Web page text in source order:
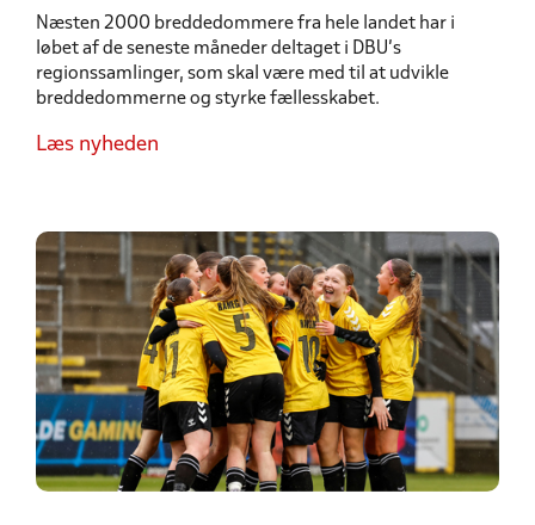
Næsten 2000 breddedommere fra hele landet har i
løbet af de seneste måneder deltaget i DBU’s
regionssamlinger, som skal være med til at udvikle
breddedommerne og styrke fællesskabet.
Læs nyheden